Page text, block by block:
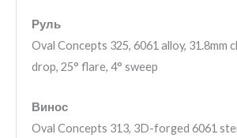
Руль
Oval Concepts 325, 6061 alloy, 31.8mm
drop, 25° flare, 4° sweep
Винос
Oval Concepts 313, 3D-forged 6061